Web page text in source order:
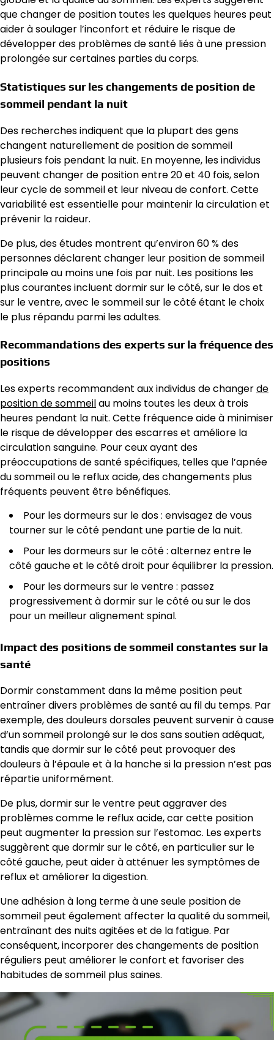
que changer de position toutes les quelques heures peut
aider à soulager l’inconfort et réduire le risque de
développer des problèmes de santé liés à une pression
prolongée sur certaines parties du corps.
Statistiques sur les changements de position de
sommeil pendant la nuit
Des recherches indiquent que la plupart des gens
changent naturellement de position de sommeil
plusieurs fois pendant la nuit. En moyenne, les individus
peuvent changer de position entre 20 et 40 fois, selon
leur cycle de sommeil et leur niveau de confort. Cette
variabilité est essentielle pour maintenir la circulation et
prévenir la raideur.
De plus, des études montrent qu’environ 60 % des
personnes déclarent changer leur position de sommeil
principale au moins une fois par nuit. Les positions les
plus courantes incluent dormir sur le côté, sur le dos et
sur le ventre, avec le sommeil sur le côté étant le choix
le plus répandu parmi les adultes.
Recommandations des experts sur la fréquence des
positions
Les experts recommandent aux individus de changerde
position de sommeilau moins toutes les deux à trois
heures pendant la nuit. Cette fréquence aide à minimiser
le risque de développer des escarres et améliore la
circulation sanguine. Pour ceux ayant des
préoccupations de santé spécifiques, telles que l’apnée
du sommeil ou le reflux acide, des changements plus
fréquents peuvent être bénéfiques.
Pour les dormeurs sur le dos : envisagez de vous
tourner sur le côté pendant une partie de la nuit.
Pour les dormeurs sur le côté : alternez entre le
côté gauche et le côté droit pour équilibrer la pression.
Pour les dormeurs sur le ventre : passez
progressivement à dormir sur le côté ou sur le dos
pour un meilleur alignement spinal.
Impact des positions de sommeil constantes sur la
santé
Dormir constamment dans la même position peut
entraîner divers problèmes de santé au fil du temps. Par
exemple, des douleurs dorsales peuvent survenir à cause
d’un sommeil prolongé sur le dos sans soutien adéquat,
tandis que dormir sur le côté peut provoquer des
douleurs à l’épaule et à la hanche si la pression n’est pas
répartie uniformément.
De plus, dormir sur le ventre peut aggraver des
problèmes comme le reflux acide, car cette position
peut augmenter la pression sur l’estomac. Les experts
suggèrent que dormir sur le côté, en particulier sur le
côté gauche, peut aider à atténuer les symptômes de
reflux et améliorer la digestion.
Une adhésion à long terme à une seule position de
sommeil peut également affecter la qualité du sommeil,
entraînant des nuits agitées et de la fatigue. Par
conséquent, incorporer des changements de position
réguliers peut améliorer le confort et favoriser des
habitudes de sommeil plus saines.